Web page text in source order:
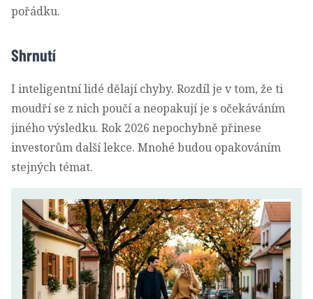
pořádku.
Shrnutí
I inteligentní lidé dělají chyby. Rozdíl je v tom, že ti
moudří se z nich poučí a neopakují je s očekáváním
jiného výsledku. Rok 2026 nepochybně přinese
investorům další lekce. Mnohé budou opakováním
stejných témat.